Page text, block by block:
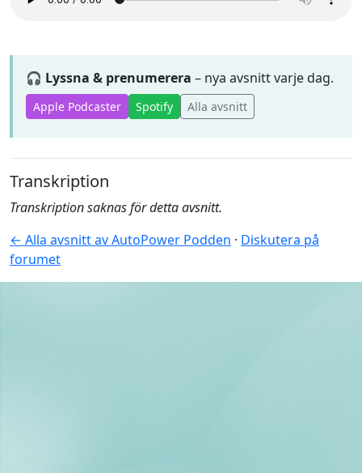
🎧 Lyssna & prenumerera – nya avsnitt varje dag.
Apple Podcaster Spotify Alla avsnitt
Transkription
Transkription saknas för detta avsnitt.
← Alla avsnitt av AutoPower Podden · Diskutera på
forumet